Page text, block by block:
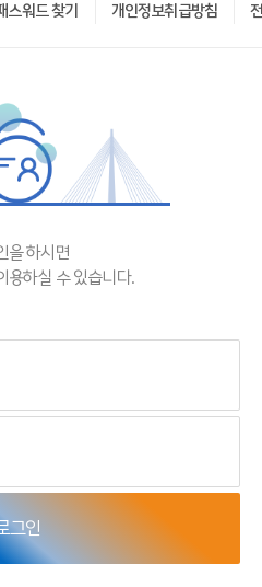
워드 찾기 개인정보취급방침
을 하시면
용하실 수 있습니다.
그인